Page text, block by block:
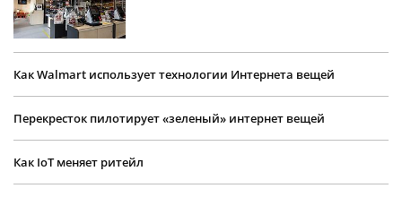
Как Walmart использует технологии Интернета вещей
Перекресток пилотирует «зеленый» интернет вещей
Как IoT меняет ритейл